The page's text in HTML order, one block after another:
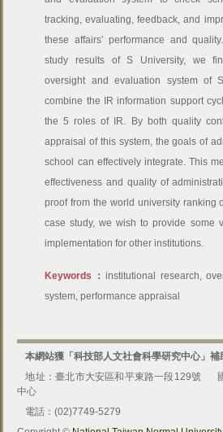
tracking, evaluating, feedback, and
these affairs’ performance and
study results of S University, we
oversight and evaluation system of
combine the IR information support
the 5 roles of IR. By both quality
appraisal of this system, the goals of
school can effectively integrate. This
effectiveness and quality of
proof from the world university ranking
case study, we wish to provide some
implementation for other institutions.
Keywords：institutional research,
system, performance appraisal
本網站獲「科技部人文社會科學研究中心」補
地址：臺北市大安區和平東路一段129號
中心
電話：(02)7749-5279